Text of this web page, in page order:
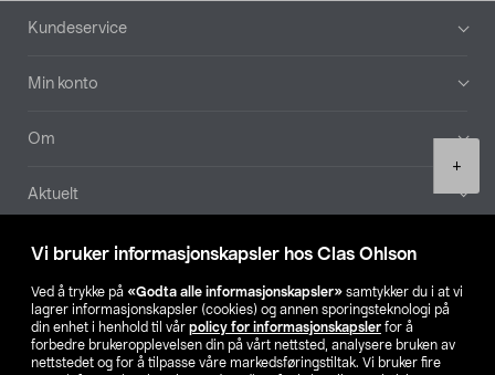
Vi bruker informasjonskapsler hos Clas Ohlson
Ved å trykke på «Godta alle informasjonskapsler» samtykker du i at vi
lagrer informasjonskapsler (cookies) og annen sporingsteknologi på
din enhet i henhold til vår policy for informasjonskapsler for å
forbedre brukeropplevelsen din på vårt nettsted, analysere bruken av
nettstedet og for å tilpasse våre markedsføringstiltak. Vi bruker fire
+
Bunntekst
Kundeservice
Min konto
Om
Aktuelt
Våre selskaper
Finn din butikk
SE NO FI